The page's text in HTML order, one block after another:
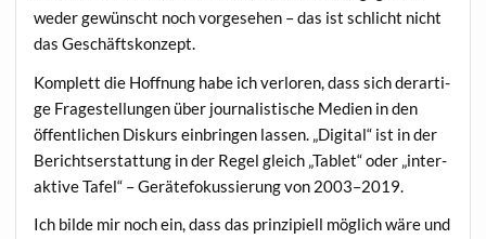
weder gewünscht noch vor­ge­se­hen – das ist schlicht nicht
das Geschäftskonzept.
Kom­plett die Hoff­nung habe ich ver­lo­ren, dass sich der­ar­ti­
ge Fra­ge­stel­lun­gen über jour­na­lis­ti­sche Medi­en in den
öffent­li­chen Dis­kurs ein­brin­gen las­sen. „Digi­tal“ ist in der
Berichts­er­stat­tung in der Regel gleich „Tablet“ oder „inter­
ak­ti­ve Tafel“ – Gerä­te­fo­kus­sie­rung von 2003–2019.
Ich bil­de mir noch ein, dass das prin­zi­pi­ell mög­lich wäre und